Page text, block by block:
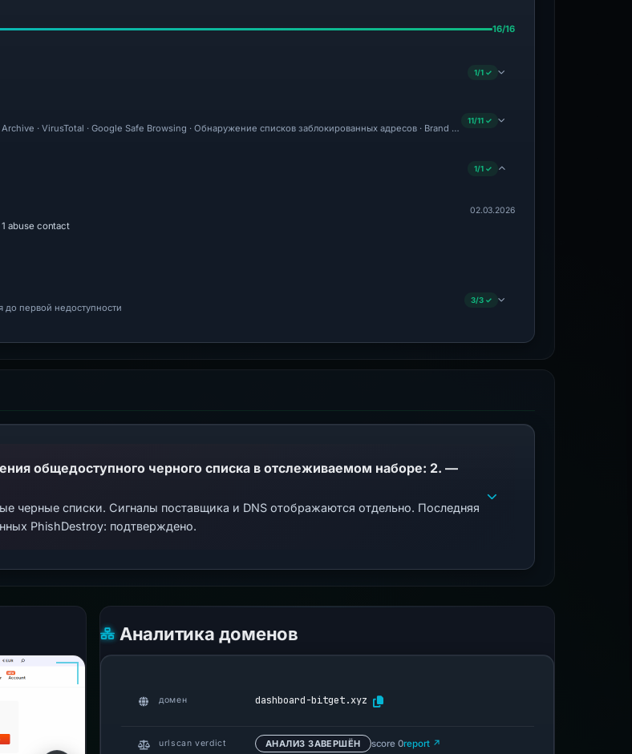
16/16
1/1 ✓
Archive · VirusTotal · Google Safe Browsing · Обнаружение списков заблокированных адресов · Brand Impersonation · Forensic Evidence
11/11 ✓
1/1 ✓
abuse contact
02.03.2026
до первой недоступности
3/3 ✓
PhishDestroy указывает этот домен; совпадения общедоступного черного списка в отслеживаемом наборе: 2. —
черные списки. Сигналы поставщика и DNS отображаются отдельно. Последняя
PhishDestroy: подтверждено.
Аналитика доменов
домен dashboard-bitget.xyz
urlscan verdict АНАЛИЗ ЗАВЕРШЁН score 0report ↗